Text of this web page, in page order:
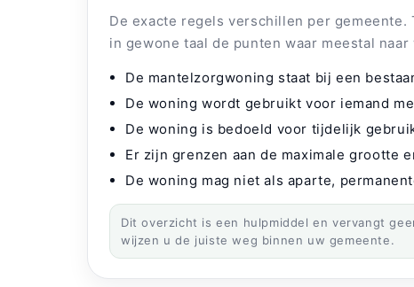
De exacte regels verschillen per
in gewone taal de punten waar meestal
De mantelzorgwoning staat bij een
De woning wordt gebruikt voor iemand
De woning is bedoeld voor tijdelijk
Er zijn grenzen aan de maximale grootte
De woning mag niet als aparte,
Dit overzicht is een hulpmiddel en vervangt
wijzen u de juiste weg binnen uw gemeente.